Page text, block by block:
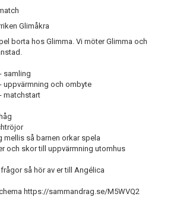
Glimåkra
borta hos Glimma. Vi möter Glimma och
samling
uppvärmning och ombyte
matchstart
mellis så barnen orkar spela
och skor till uppvärmning utomhus
så hör av er till Angélica
https://sammandrag.se/M5WVQ2